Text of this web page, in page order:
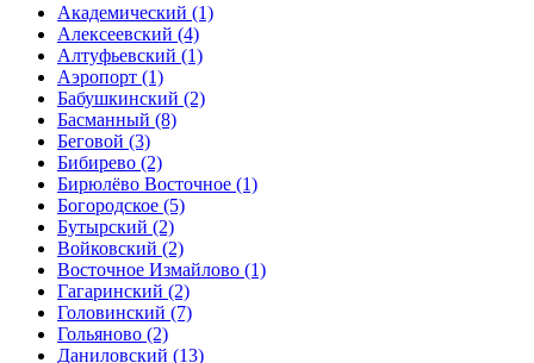
Академический (1)
Алексеевский (4)
Алтуфьевский (1)
Аэропорт (1)
Бабушкинский (2)
Басманный (8)
Беговой (3)
Бибирево (2)
Бирюлёво Восточное (1)
Богородское (5)
Бутырский (2)
Войковский (2)
Восточное Измайлово (1)
Гагаринский (2)
Головинский (7)
Гольяново (2)
Даниловский (13)